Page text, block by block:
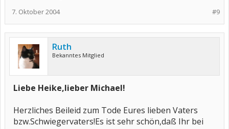
#9
7. Oktober 2004
Ruth
Bekanntes Mitglied
Liebe Heike,lieber Michael!
Herzliches Beileid zum Tode Eures lieben Vaters
bzw.Schwiegervaters!Es ist sehr schön,daß Ihr bei